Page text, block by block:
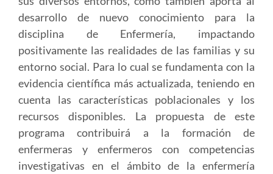
desarrollo de nuevo conocimiento para la
disciplina de Enfermería, impactando
positivamente las realidades de las familias y su
entorno social. Para lo cual se fundamenta con la
evidencia científica más actualizada, teniendo en
cuenta las características poblacionales y los
recursos disponibles. La propuesta de este
programa contribuirá a la formación de
enfermeras y enfermeros con competencias
investigativas en el ámbito de la enfermería